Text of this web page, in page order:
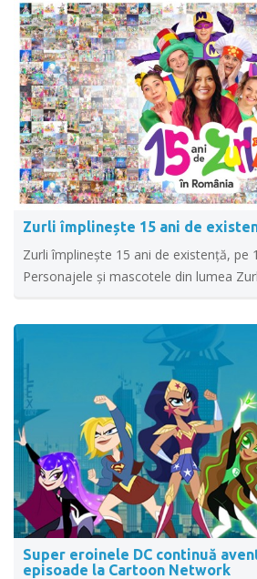
Zurli împlinește 15 ani de
Zurli împlinește 15 ani de existență, pe
Personajele și mascotele din lumea
Super eroinele DC continuă
episoade la Cartoon Network